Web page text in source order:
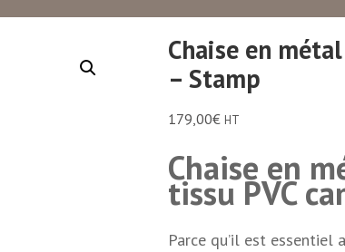
Chaise en
– Stamp
179,00€ HT
Chaise en
tissu PVC
Parce qu’il est essentiel